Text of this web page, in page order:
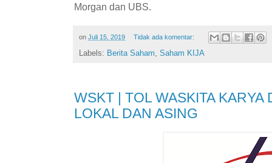
Morgan dan UBS.
on Juli 15, 2019 Tidak ada komentar:
Labels: Berita Saham, Saham KIJA
WSKT | TOL WASKITA KARYA
LOKAL DAN ASING